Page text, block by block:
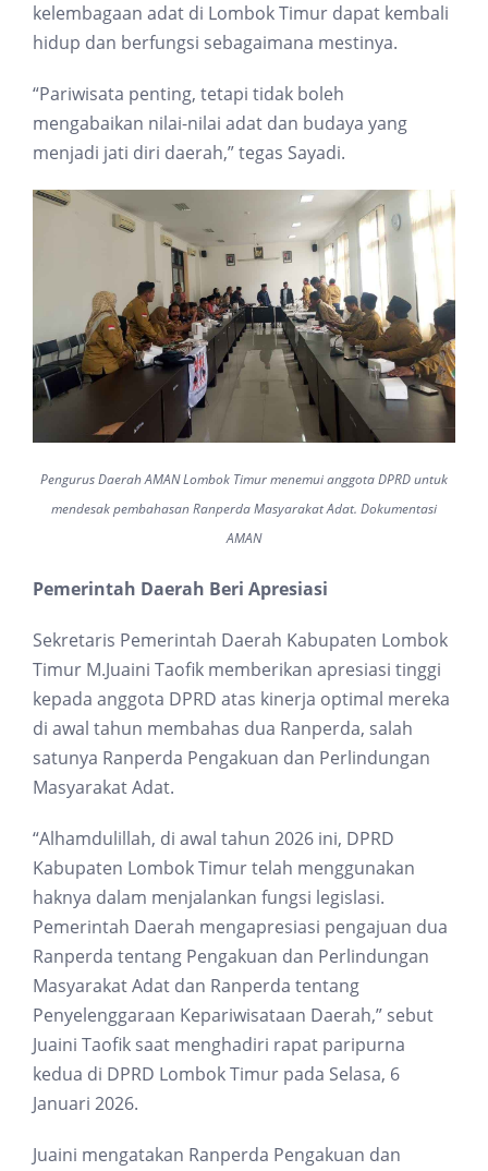
kelembagaan adat di Lombok Timur dapat kembali
hidup dan berfungsi sebagaimana mestinya.
“Pariwisata penting, tetapi tidak boleh
mengabaikan nilai-nilai adat dan budaya yang
menjadi jati diri daerah,” tegas Sayadi.
Pengurus Daerah AMAN Lombok Timur menemui anggota DPRD untuk
mendesak pembahasan Ranperda Masyarakat Adat. Dokumentasi
AMAN
Pemerintah Daerah Beri Apresiasi
Sekretaris Pemerintah Daerah Kabupaten Lombok
Timur M.Juaini Taofik memberikan apresiasi tinggi
kepada anggota DPRD atas kinerja optimal mereka
di awal tahun membahas dua Ranperda, salah
satunya Ranperda Pengakuan dan Perlindungan
Masyarakat Adat.
“Alhamdulillah, di awal tahun 2026 ini, DPRD
Kabupaten Lombok Timur telah menggunakan
haknya dalam menjalankan fungsi legislasi.
Pemerintah Daerah mengapresiasi pengajuan dua
Ranperda tentang Pengakuan dan Perlindungan
Masyarakat Adat dan Ranperda tentang
Penyelenggaraan Kepariwisataan Daerah,” sebut
Juaini Taofik saat menghadiri rapat paripurna
kedua di DPRD Lombok Timur pada Selasa, 6
Januari 2026.
Juaini mengatakan Ranperda Pengakuan dan